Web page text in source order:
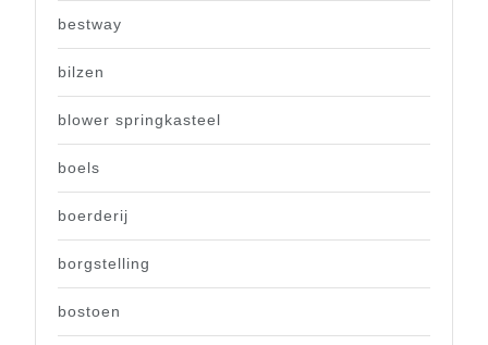
bestway
bilzen
blower springkasteel
boels
boerderij
borgstelling
bostoen